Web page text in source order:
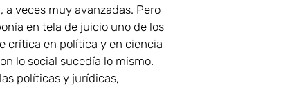
veces muy avanzadas. Pero
en tela de juicio uno de los
crítica en política y en ciencia
lo social sucedía lo mismo.
políticas y jurídicas,